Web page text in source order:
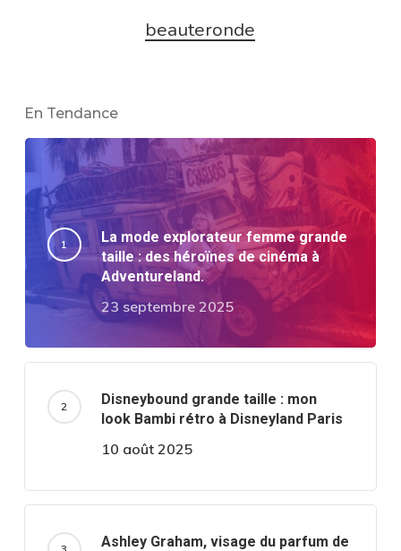
beauteronde
En Tendance
La mode explorateur femme grande
taille : des héroïnes de cinéma à
Adventureland.
23 septembre 2025
Disneybound grande taille : mon
look Bambi rétro à Disneyland Paris
10 août 2025
Ashley Graham, visage du parfum de